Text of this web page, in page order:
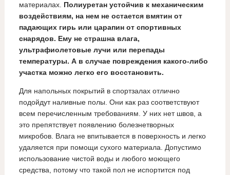
материалах. Полиуретан устойчив к механическим
воздействиям, на нем не остается вмятин от
падающих гирь или царапин от спортивных
снарядов. Ему не страшна влага,
ультрафиолетовые лучи или перепады
температуры. А в случае повреждения какого-либо
участка можно легко его восстановить.
Для напольных покрытий в спортзалах отлично
подойдут наливные полы. Они как раз соответствуют
всем перечисленным требованиям. У них нет швов, а
это препятствует появлению болезнетворных
микробов. Влага не впитывается в поверхность и легко
удаляется при помощи сухого материала. Допустимо
использование чистой воды и любого моющего
средства, потому что такой пол не испортится под